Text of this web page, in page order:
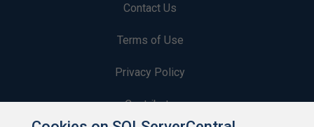
Contact Us
Terms of Use
Privacy Policy
Contribute